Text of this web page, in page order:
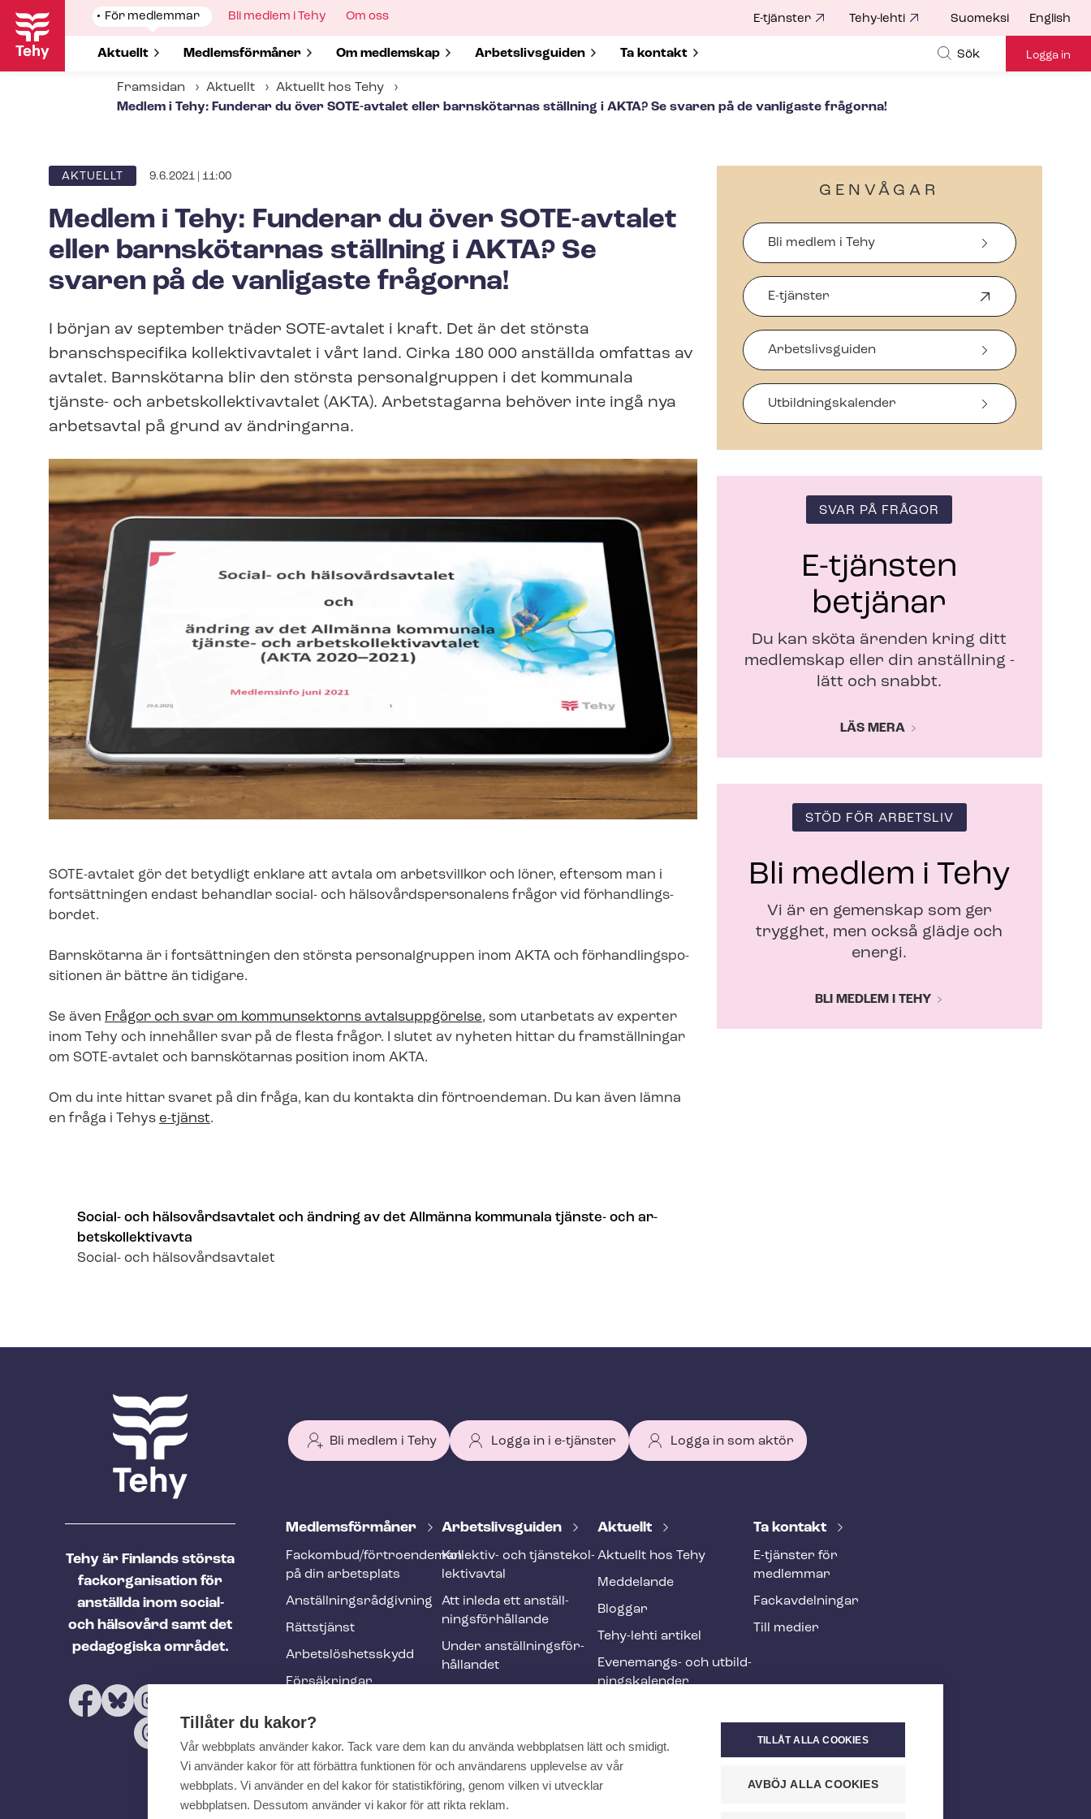
Hoppa
huvudinnehåll
Show
submenu
for
För medlemmar
Show submenu for
Aktuellt Show submenu for
Med­lems­för­må­ner Show submenu for
Om medlemskap Show submenu for
Ar­bets­livs­gui­den Show submenu for
Ta kontakt
Show
for
Bli medlem i Tehy
Show
Om oss E-tjänster Tehy-lehti Suomeksi English
Sök Logga in
Framsidan Aktuellt
Aktuellt hos Tehy
Medlem i Tehy: Funderar du över SOTE-avtalet eller barnskötarnas ställning i AKTA? Se svaren på de vanligaste frågorna!
ARTICLE
AKTUELLT 9.6.2021 | 11:00
Medlem i Tehy: Funderar du över SOTE-avtalet
eller barnskötarnas ställning i AKTA? Se
svaren på de vanligaste frågorna!
I början av september träder SOTE-avtalet i kraft. Det är det största
branschspecifika kollektivavtalet i vårt land. Cirka 180 000 anställda omfattas av
avtalet. Barnskötarna blir den största personalgruppen i det kommunala
tjänste- och ar­betskol­lek­tivav­ta­let (AKTA). Arbetstagarna behöver inte ingå nya
arbetsavtal på grund av ändringarna.
SOTE-avtalet gör det betydligt enklare att avtala om arbetsvillkor och löner, eftersom man i
fortsättningen endast behandlar social- och häl­so­vårds­per­so­na­lens frågor vid för­hand­lings­
bor­det.
Barnskötarna är i fortsättningen den största personalgruppen inom AKTA och för­hand­lings­po­
si­tio­nen är bättre än tidigare.
Se även Frågor och svar om kommunsektorns avtalsuppgörelse, som utarbetats av experter
inom Tehy och innehåller svar på de flesta frågor. I slutet av nyheten hittar du framställningar
om SOTE-avtalet och barnskötarnas position inom AKTA.
Om du inte hittar svaret på din fråga, kan du kontakta din förtroendeman. Du kan även lämna
en fråga i Tehys e-tjänst.
Social- och hälsovårdsavtalet och ändring av det Allmänna kommunala tjänste- och ar­
betskol­lek­tivav­ta
Social- och hälsovårdsavtalet
GENVÅGAR
Bli medlem i Tehy
E-tjänster
Ö
p
n
a
s
i
t
Arbetslivsguiden
Ut­bild­nings­ka­len­der
SVAR PÅ FRÅGOR
E-tjänsten
betjänar
Du kan sköta ärenden kring ditt
medlemskap eller din anställning -
lätt och snabbt.
LÄS MERA
STÖD FÖR ARBETSLIV
Bli medlem i Tehy
Vi är en gemenskap som ger
trygghet, men också glädje och
energi.
BLI MEDLEM I TEHY
Tehy är Finlands största
fackorganisation för
anställda inom social-
och hälsovård samt det
pedagogiska området.
Bli medlem i Tehy Logga in i e-tjänster Logga in som aktör
T
h
y
f
o
o
e
r
Med­lems­för­må­ner
Fackombud/förtroendeman
på din arbetsplats
An­ställ­nings­råd­giv­ning
Rättstjänst
Ar­bets­lös­hets­skydd
Försäkringar
evenemang
Tehy-​tidskriften
Ar­bets­livs­gui­den
Kollektiv- och tjäns­te­kol­
lek­tivav­tal
Att inleda ett an­ställ­
nings­för­hål­lan­de
Under an­ställ­nings­för­
hål­lan­det
Internationell
rekrytering inom social-
Aktuellt
Aktuellt hos Tehy
Meddelande
Bloggar
Tehy-lehti artikel
Evenemangs- och ut­bild­
nings­ka­len­der
Ta kontakt
E-tjänster för
medlemmar
Fackav­del­ning­ar
Till medier
Tillåter du kakor?
Vår webbplats använder kakor. Tack vare dem kan du använda webbplatsen lätt och smidigt.
Vi använder kakor för att förbättra funktionen för och användarens upplevelse av vår
webbplats. Vi använder en del kakor för statistikföring, genom vilken vi utvecklar
webbplatsen. Dessutom använder vi kakor för att rikta reklam.
TILLÅT ALLA COOKIES
AVBÖJ ALLA COOKIES